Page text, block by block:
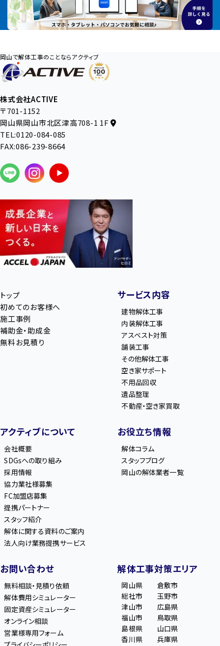
岡山で解体工事のことならアクティブ
株式会社ACTIVE
〒701-1152
岡山県岡山市北区津高708-1 1F
TEL:0120-084-085
FAX:086-239-8664
トップ
初めてのお客様へ
施工事例
補助金・助成金
無料お見積り
サービス内容
建物解体工事
内装解体工事
アスベスト対策
舗装工事
その他解体工事
空き家サポート
不用品回収
遺品整理
不動産・空き家買取
アクティブについて
会社概要
SDGsへの取り組み
採用情報
協力業社様募集
FC加盟店募集
提携パートナー
スタッフ紹介
解体に関する資料のご案内
法人向け業務提携サービス
お役立ち情報
解体コラム
スタッフブログ
岡山の解体業者一覧
お問い合わせ
無料相談・見積り依頼
解体費用シミュレーター
固定資産シミュレーター
オンライン相談
営業様専用フォーム
解体工事対策エリア
岡山県
倉敷市
総社市
玉野市
津山市
広島県
福山市
鳥取県
島根県
山口県
香川県
兵庫県